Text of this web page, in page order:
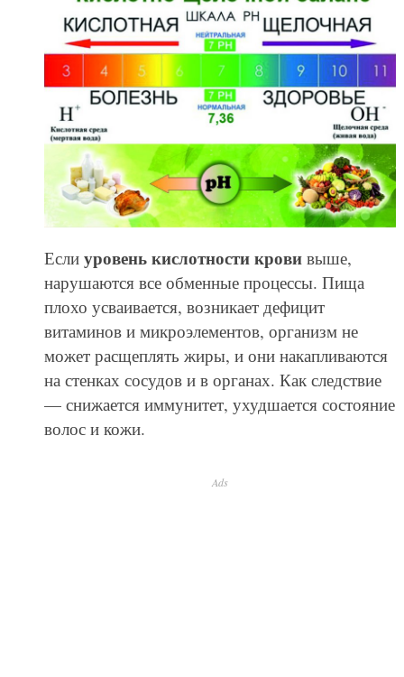
Если уровень кислотности кровивыше,
нарушаются все обменные процессы. Пища
плохо усваивается, возникает дефицит
витаминов и микроэлементов, организм не
может расщеплять жиры, и они накапливаются
на стенках сосудов и в органах. Как следствие
— снижается иммунитет, ухудшается состояние
волос и кожи.
Ads